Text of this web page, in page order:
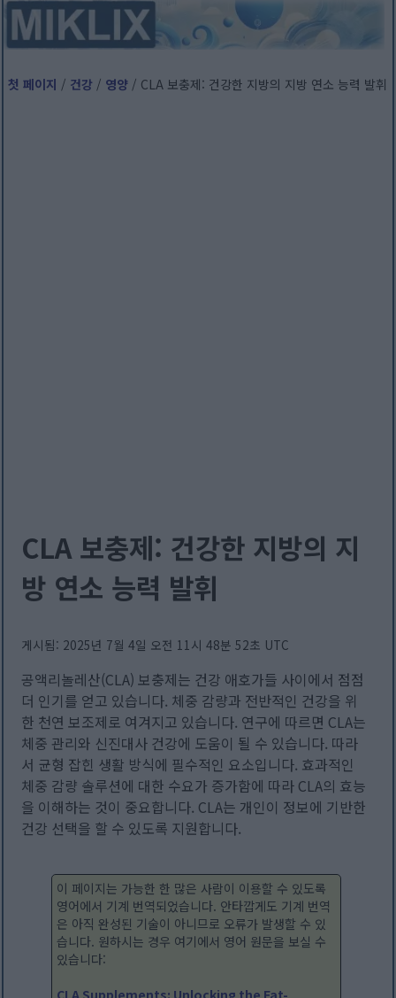
첫 페이지 / 건강 / 영양 / CLA 보충제: 건강한 지방의 지방 연소 능력 발휘
CLA 보충제: 건강한 지방의 지
방 연소 능력 발휘
게시됨: 2025년 7월 4일 오전 11시 48분 52초 UTC
공액리놀레산(CLA) 보충제는 건강 애호가들 사이에서 점점
더 인기를 얻고 있습니다. 체중 감량과 전반적인 건강을 위
한 천연 보조제로 여겨지고 있습니다. 연구에 따르면 CLA는
체중 관리와 신진대사 건강에 도움이 될 수 있습니다. 따라
서 균형 잡힌 생활 방식에 필수적인 요소입니다. 효과적인
체중 감량 솔루션에 대한 수요가 증가함에 따라 CLA의 효능
을 이해하는 것이 중요합니다. CLA는 개인이 정보에 기반한
건강 선택을 할 수 있도록 지원합니다.
이 페이지는 가능한 한 많은 사람이 이용할 수 있도록
영어에서 기계 번역되었습니다. 안타깝게도 기계 번역
은 아직 완성된 기술이 아니므로 오류가 발생할 수 있
습니다. 원하시는 경우 여기에서 영어 원문을 보실 수
있습니다: